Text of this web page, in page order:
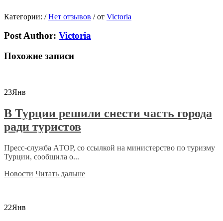
Категории: / Нет отзывов /от Victoria
Post Author: Victoria
Похожие записи
23Янв
В Турции решили снести часть города
ради туристов
Пресс-служба АТОР, со ссылкой на министерство по туризму
Турции, сообщила о...
Новости Читать дальше
22Янв